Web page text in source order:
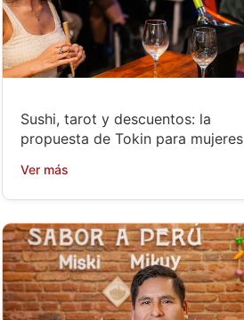
Sushi, tarot y descuentos: la
propuesta de Tokin para mujeres
Ver más